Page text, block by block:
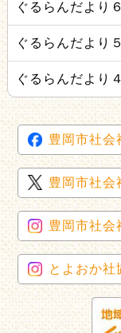
ぐるらんだより
ぐるらんだより
ぐるらんだより
豊岡市社会
豊岡市社会
豊岡市社会
とよおか社